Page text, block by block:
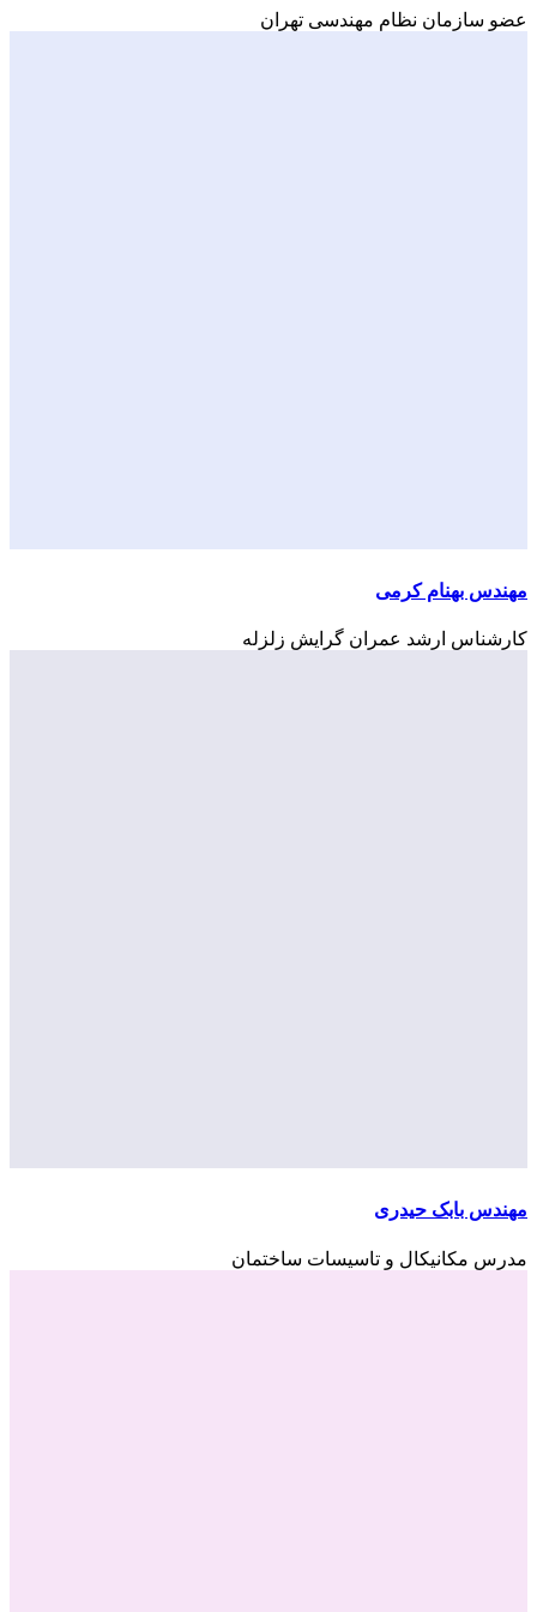
عضو سازمان نظام مهندسی تهران
مهندس بهنام کرمی
کارشناس ارشد عمران گرایش زلزله
مهندس بابک حیدری
مدرس مکانیکال و تاسیسات ساختمان